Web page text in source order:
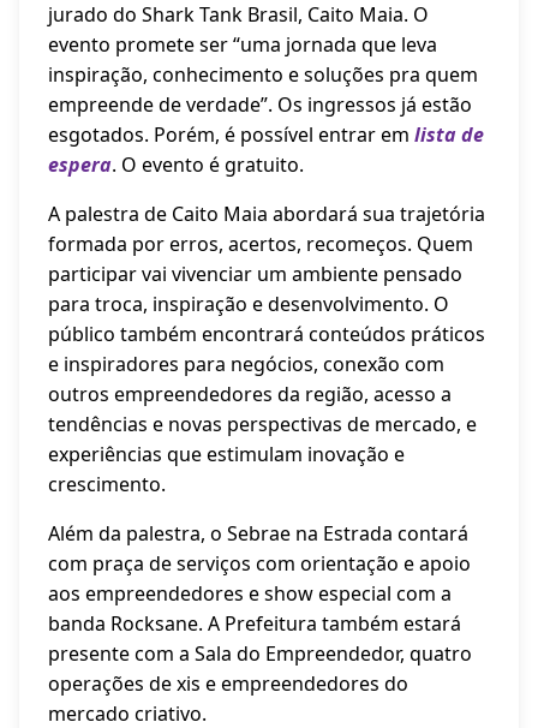
jurado do Shark Tank Brasil, Caito Maia. O
evento promete ser “uma jornada que leva
inspiração, conhecimento e soluções pra quem
empreende de verdade”. Os ingressos já estão
esgotados. Porém, é possível entrar em lista de
espera. O evento é gratuito.
A palestra de Caito Maia abordará sua trajetória
formada por erros, acertos, recomeços. Quem
participar vai vivenciar um ambiente pensado
para troca, inspiração e desenvolvimento. O
público também encontrará conteúdos práticos
e inspiradores para negócios, conexão com
outros empreendedores da região, acesso a
tendências e novas perspectivas de mercado, e
experiências que estimulam inovação e
crescimento.
Além da palestra, o Sebrae na Estrada contará
com praça de serviços com orientação e apoio
aos empreendedores e show especial com a
banda Rocksane. A Prefeitura também estará
presente com a Sala do Empreendedor, quatro
operações de xis e empreendedores do
mercado criativo.